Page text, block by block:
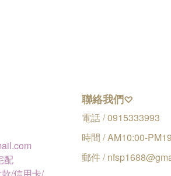
配
聯絡我們♡
電話 / 0915333993
時間 / AM10:00-
郵件 /